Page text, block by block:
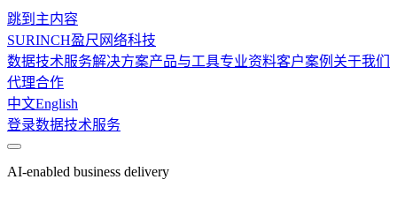
跳到主内容
SURINCH盈尺网络科技
数据技术服务解决方案产品与工具专业资料客户案例 关于我们
代理合作
中文English
登录数据技术服务
AI-enabled business delivery